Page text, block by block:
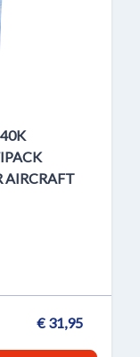
AIRCRAFT
€ 31,95